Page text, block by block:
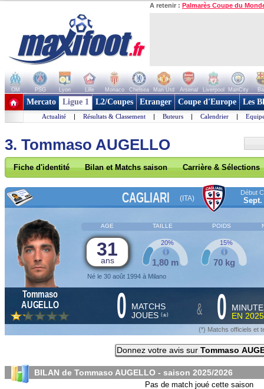
A retenir : Palmarès Coupe du
OM PSG Lyon Lille Monaco Chelsea Man Utd Arsenal Liverpool ManCity
+ de clubs
Mercato Ligue 1 L2/Coupes Etranger Coupe d'Europe Les
Actualité | Résultats & Classement | Buteurs | Calendrier |
3. Tommaso AUGELLO
Fiche d'identité Bilan et Matchs saison Carrière & Sélections
CAGLIARI (ITA)
Début
Sept.
AGE TAILLE POIDS
31
ans
Né le 30 août 1994 à Milano
1,80 m
20%
70 kg
15%
Tommaso
AUGELLO
0 MATCHS
JOUES (*) & 0
EN
(*) Matchs officiels et
Donnez votre avis sur Tommaso
BILAN de Tommaso AUGELLO - saison 2025/2026
Pas de match joué cette saison